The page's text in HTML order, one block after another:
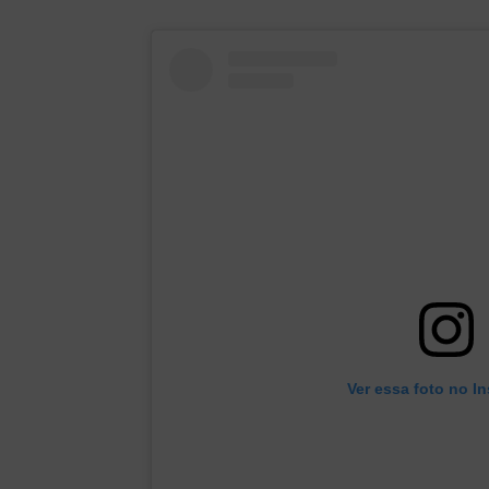
Ver essa foto no